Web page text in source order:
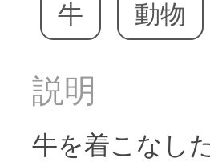
牛 動物
説明
牛を着こなし